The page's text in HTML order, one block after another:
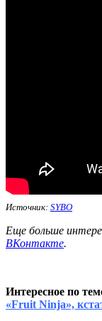
Источник: SYBO
Еще больше
ВКонтакте.
Интересное по
«Fruit Ninja»,